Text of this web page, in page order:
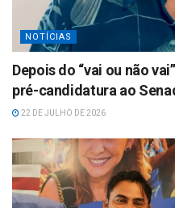
NOTÍCIAS
Depois do “vai ou não
pré-candidatura ao
22 DE JULHO DE 2026